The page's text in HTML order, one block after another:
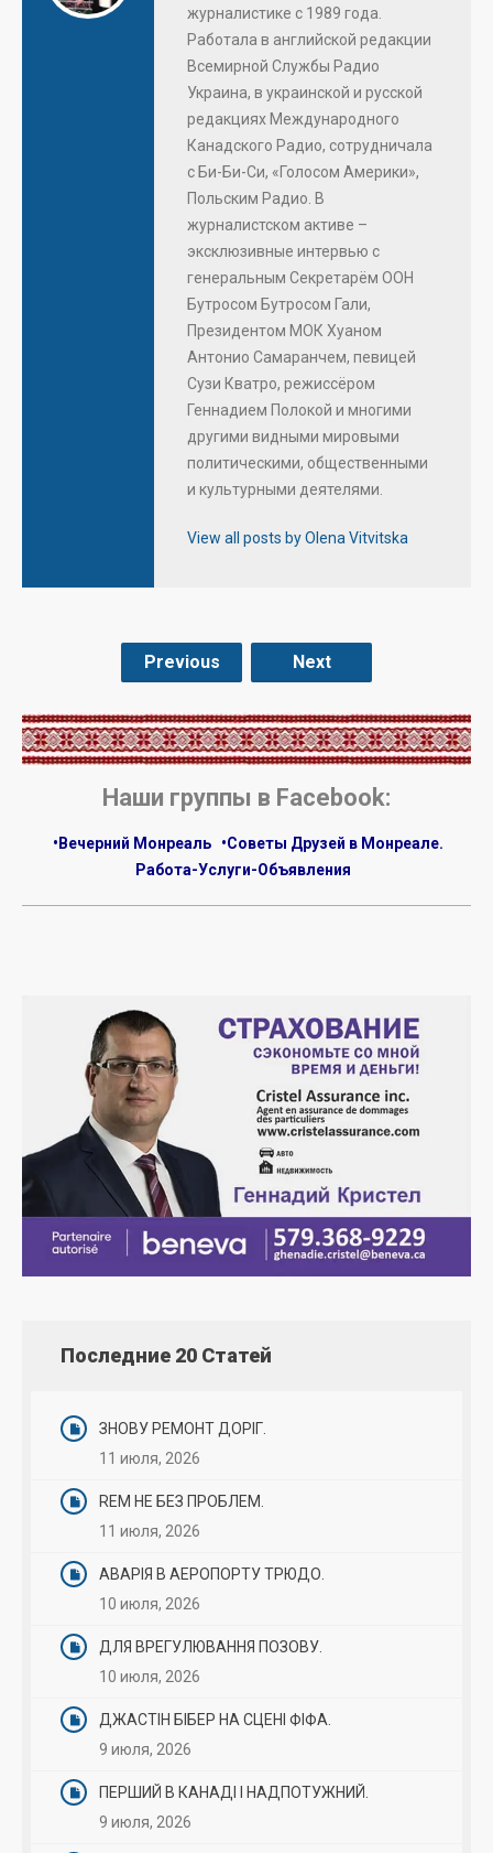
журналистике с 1989 года.
Работала в английской редакции
Всемирной Службы Радио
Украина, в украинской и русской
редакциях Международного
Канадского Радио, сотрудничала
с Би-Би-Си, «Голосом Америки»,
Польским Радио. В
журналистском активе –
эксклюзивные интервью с
генеральным Секретарём ООН
Бутросом Бутросом Гали,
Президентом МОК Хуаном
Антонио Самаранчем, певицей
Сузи Кватро, режиссёром
Геннадием Полокой и многими
другими видными мировыми
политическими, общественными
и культурными деятелями.
View all posts by Olena Vitvitska
Previous Next
.
Наши группы в Facebook:
•Вечерний Монреаль
•Советы Друзей в Монреале.
Работа-Услуги-Объявления
Последние 20 Статей
ЗНОВУ РЕМОНТ ДОРІГ.
11 июля, 2026
REM НЕ БЕЗ ПРОБЛЕМ.
11 июля, 2026
АВАРІЯ В АЕРОПОРТУ ТРЮДО.
10 июля, 2026
ДЛЯ ВРЕГУЛЮВАННЯ ПОЗОВУ.
10 июля, 2026
ДЖАСТІН БІБЕР НА СЦЕНІ ФІФА.
9 июля, 2026
ПЕРШИЙ В КАНАДІ І НАДПОТУЖНИЙ.
9 июля, 2026